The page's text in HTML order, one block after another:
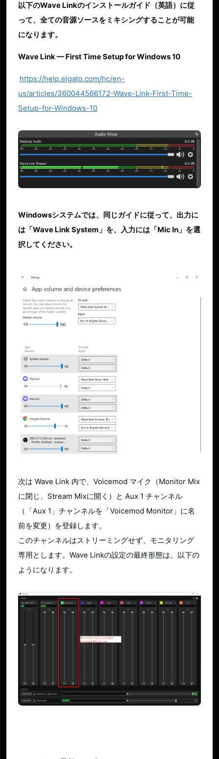
以下のWave Linkのインストールガイド（英語）に従
って、全ての音源ソースをミキシングすることが可能
になります。
Wave Link — First Time Setup for Windows 10
https://help.elgato.com/hc/en-
us/articles/360044566172-Wave-Link-First-Time-
Setup-for-Windows-10
Windowsシステムでは、同じガイドに従って、出力に
は「Wave Link System」を、入力には「Mic In」を選
択してください。
次は Wave Link 内で、Voicemod マイク（Monitor Mix
に閉じ、Stream Mixに開く）と Aux 1 チャンネル
（「Aux 1」チャンネルを「Voicemod Monitor」に名
前を変更）を登録します。
このチャンネルはストリーミングせず、モニタリング
専用とします。Wave Linkの設定の最終形態は、以下の
ようになります。